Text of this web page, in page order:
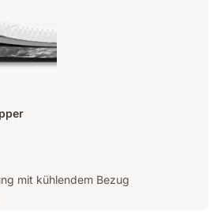
mit kühlendem Bezug